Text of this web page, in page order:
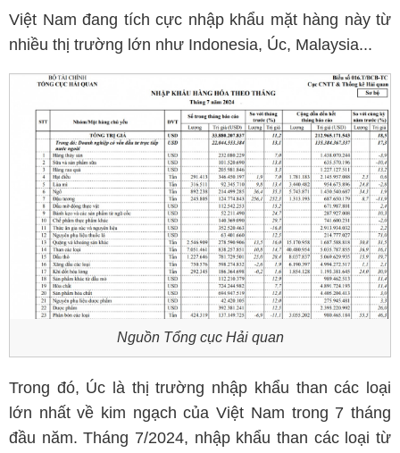
Việt Nam đang tích cực nhập khẩu mặt hàng này từ
nhiều thị trường lớn như Indonesia, Úc, Malaysia...
Nguồn Tổng cục Hải quan
Trong đó, Úc là thị trường nhập khẩu than các loại
lớn nhất về kim ngạch của Việt Nam trong 7 tháng
đầu năm. Tháng 7/2024, nhập khẩu than các loại từ